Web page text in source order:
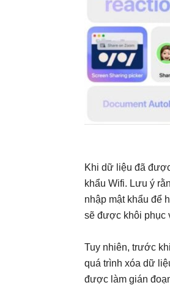
Khi dữ liệu đã
khẩu Wifi. Lưu ý
nhập mật khẩu để
sẽ được khôi phục
Tuy nhiên, trước
quá trình xóa dữ
được làm gián